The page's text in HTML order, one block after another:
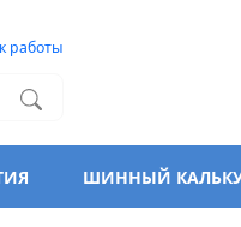
работы
ШИННЫЙ